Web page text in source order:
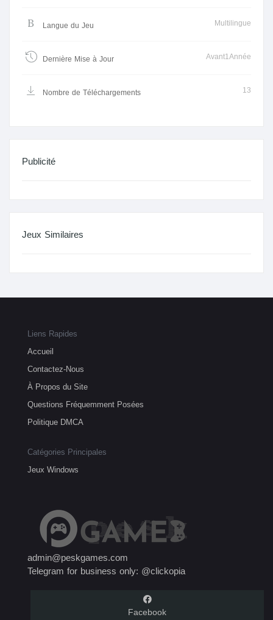
Langue du Jeu Multilingue
Dernière Mise à Jour Avant1Année
Nombre de Téléchargements 13
Publicité
Jeux Similaires
Liens Rapides
Accueil
Contactez-Nous
À Propos du Site
Questions Fréquemment Posées
Politique DMCA
Catégories Principales
Jeux Windows
admin@peskgames.com
Telegram for business only: @clickopia
Facebook